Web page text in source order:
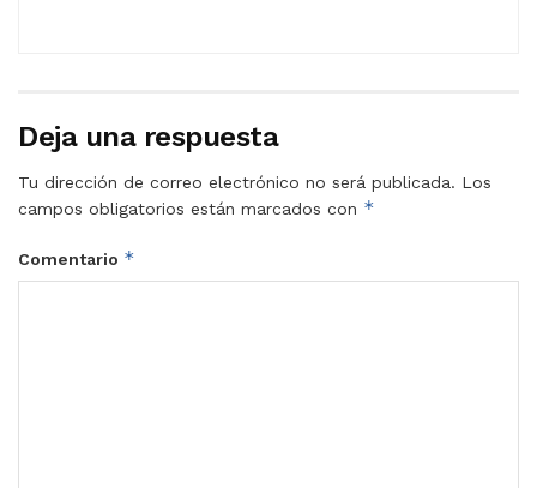
Deja una respuesta
Tu dirección de correo electrónico no será publicada. Los
campos obligatorios están marcados con *
Comentario *